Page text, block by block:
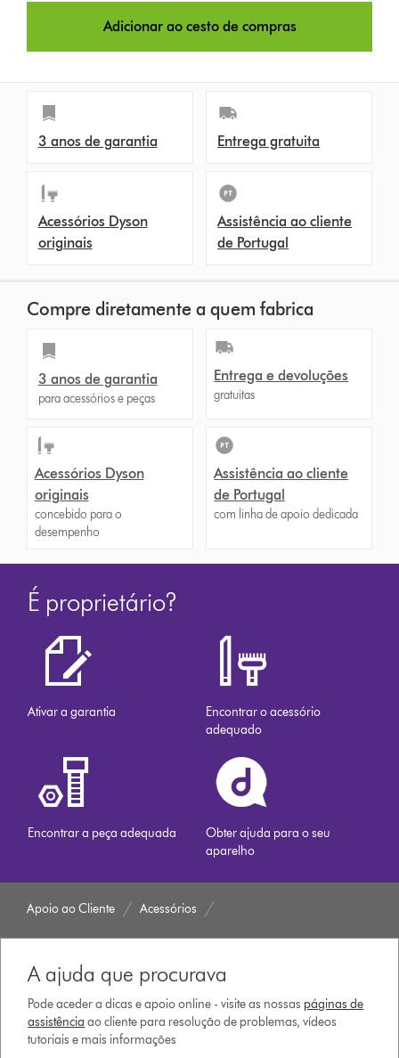
Adicionar ao cesto de compras
3 anos de garantia Entrega gratuita
Acessórios Dyson
originais
Assistência ao cliente
de Portugal
Compre diretamente a quem fabrica
3 anos de garantia
para acessórios e peças
Entrega e devoluções
gratuitas
Acessórios Dyson
originais
concebido para o
desempenho
Assistência ao cliente
de Portugal
com linha de apoio dedicada
É proprietário?
Ativar a garantia
Encontrar o acessório
adequado
Encontrar a peça adequada
Obter ajuda para o seu
aparelho
Apoio ao Cliente Acessórios
A ajuda que procurava
Pode aceder a dicas e apoio online - visite as nossas páginas de
assistência ao cliente para resolução de problemas, vídeos
tutoriais e mais informações